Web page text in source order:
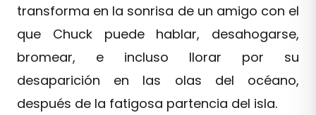
transforma en la sonrisa de un amigo con el
que Chuck puede hablar, desahogarse,
bromear, e incluso llorar por su
desaparición en las olas del océano,
después de la fatigosa partencia del isla.